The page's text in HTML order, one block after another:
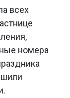
всех
номера